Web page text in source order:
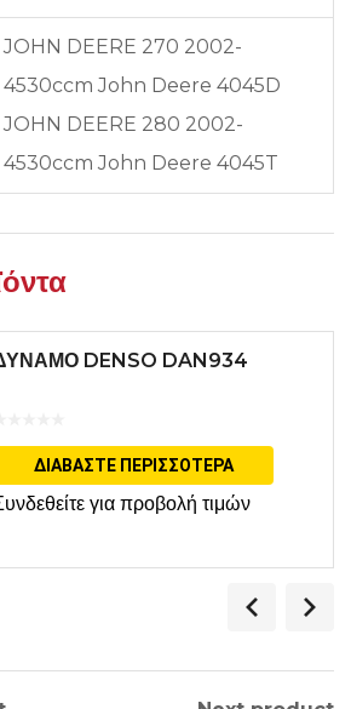
JOHN DEERE 270 2002-
4530ccm John Deere 4045D
JOHN DEERE 280 2002-
4530ccm John Deere 4045T
DENSO DAN934
ΔΙΑΒΆΣΤΕ ΠΕΡΙΣΣΌΤΕΡΑ
για προβολή τιμών